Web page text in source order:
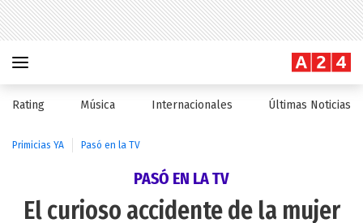
Rating Música Internacionales Últimas Noticias
Primicias YA Pasó en la TV
PASÓ EN LA TV
El curioso accidente de la mujer